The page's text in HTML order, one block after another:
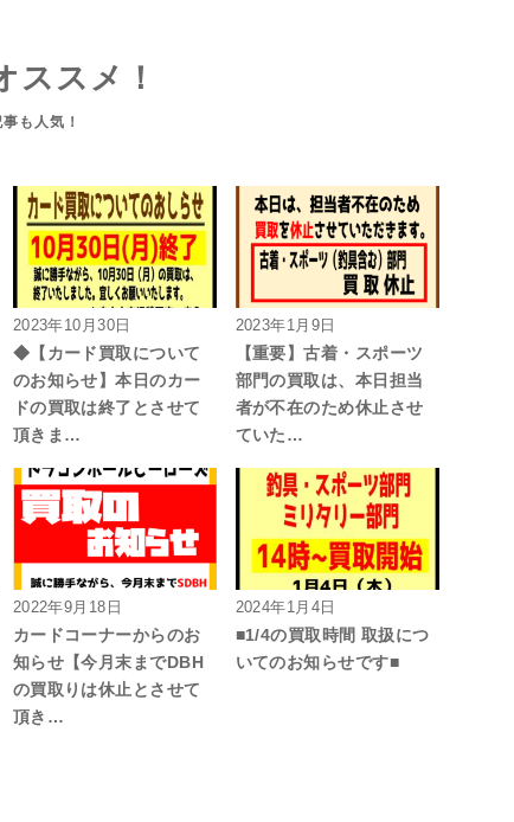
ススメ！
2023年10月30日
◆【カード買取について
のお知らせ】本日のカー
ドの買取は終了とさせて
頂きま…
2023年1月9日
【重要】古着・スポーツ
部門の買取は、本日担当
者が不在のため休止させ
ていた…
2022年9月18日
カードコーナーからのお
知らせ【今月末までDBH
の買取りは休止とさせて
頂き…
2024年1月4日
■1/4の買取時間 取扱につ
いてのお知らせです■